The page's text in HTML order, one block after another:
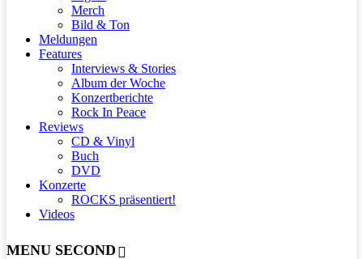
Merch
Bild & Ton
Meldungen
Features
Interviews & Stories
Album der Woche
Konzertberichte
Rock In Peace
Reviews
CD & Vinyl
Buch
DVD
Konzerte
ROCKS präsentiert!
Videos
MENU SECOND